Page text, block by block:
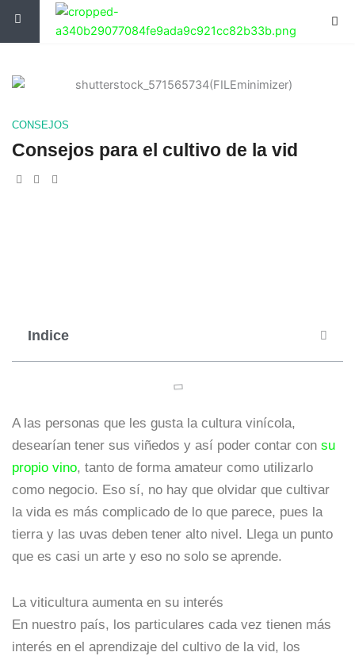
contenido
CONSEJOS
Consejos para el cultivo de la vid
Indice
A las personas que les gusta la cultura vinícola,
desearían tener sus viñedos y así poder contar con su
propio vino, tanto de forma amateur como utilizarlo
como negocio. Eso sí, no hay que olvidar que cultivar
la vida es más complicado de lo que parece, pues la
tierra y las uvas deben tener alto nivel. Llega un punto
que es casi un arte y eso no solo se aprende.
La viticultura aumenta en su interés
En nuestro país, los particulares cada vez tienen más
interés en el aprendizaje del cultivo de la vid, los